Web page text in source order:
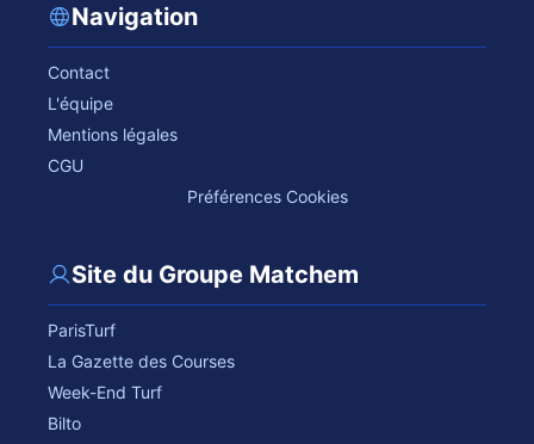
Navigation
Contact
L'équipe
Mentions légales
CGU
Préférences Cookies
Site du Groupe Matchem
ParisTurf
La Gazette des Courses
Week-End Turf
Bilto